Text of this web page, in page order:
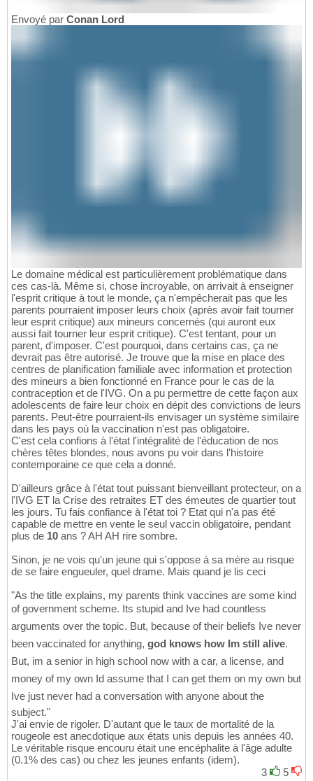
Envoyé par Conan Lord
Le domaine médical est particulièrement problématique dans
ces cas-là. Même si, chose incroyable, on arrivait à enseigner
l'esprit critique à tout le monde, ça n'empêcherait pas que les
parents pourraient imposer leurs choix (après avoir fait tourner
leur esprit critique) aux mineurs concernés (qui auront eux
aussi fait tourner leur esprit critique). C'est tentant, pour un
parent, d'imposer. C'est pourquoi, dans certains cas, ça ne
devrait pas être autorisé. Je trouve que la mise en place des
centres de planification familiale avec information et protection
des mineurs a bien fonctionné en France pour le cas de la
contraception et de l'IVG. On a pu permettre de cette façon aux
adolescents de faire leur choix en dépit des convictions de leurs
parents. Peut-être pourraient-ils envisager un système similaire
dans les pays où la vaccination n'est pas obligatoire.
C'est cela confions à l'état l'intégralité de l'éducation de nos
chères têtes blondes, nous avons pu voir dans l'histoire
contemporaine ce que cela a donné.
D'ailleurs grâce à l'état tout puissant bienveillant protecteur, on a
l'IVG ET la Crise des retraites ET des émeutes de quartier tout
les jours. Tu fais confiance à l'état toi ? Etat qui n'a pas été
capable de mettre en vente le seul vaccin obligatoire, pendant
plus de 10 ans ? AH AH rire sombre.
Sinon, je ne vois qu'un jeune qui s'oppose à sa mère au risque
de se faire engueuler, quel drame. Mais quand je lis ceci
"As the title explains, my parents think vaccines are some kind
of government scheme. Its stupid and Ive had countless
arguments over the topic. But, because of their beliefs Ive never
been vaccinated for anything, god knows how Im still alive.
But, im a senior in high school now with a car, a license, and
money of my own Id assume that I can get them on my own but
Ive just never had a conversation with anyone about the
subject."
J'ai envie de rigoler. D'autant que le taux de mortalité de la
rougeole est anecdotique aux états unis depuis les années 40.
Le véritable risque encouru était une encéphalite à l'âge adulte
(0.1% des cas) ou chez les jeunes enfants (idem).
3
5